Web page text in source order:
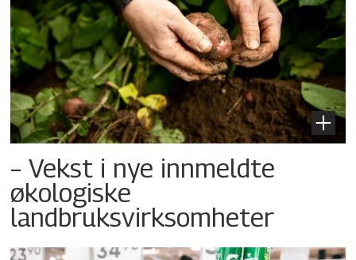
– Vekst i nye innmeldte
økologiske
landbruksvirksomheter